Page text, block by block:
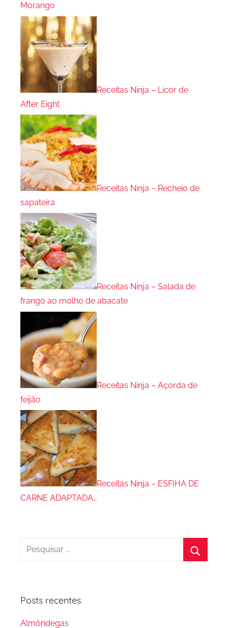
Morango
Receitas Ninja – Licor de
After Eight
Receitas Ninja – Recheio de
sapateira
Receitas Ninja – Salada de
frango ao molho de abacate
Receitas Ninja – Açorda de
feijão
Receitas Ninja – ESFIHA DE
CARNE ADAPTADA…
Pesquisar
Posts recentes
Almôndegas